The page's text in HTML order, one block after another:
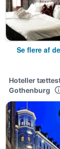
Se flere af
Hoteller
Gothenburg